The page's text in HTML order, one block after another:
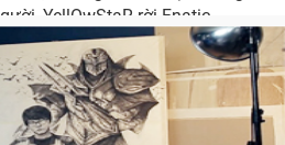
YellOwStaR rời Fnatic.